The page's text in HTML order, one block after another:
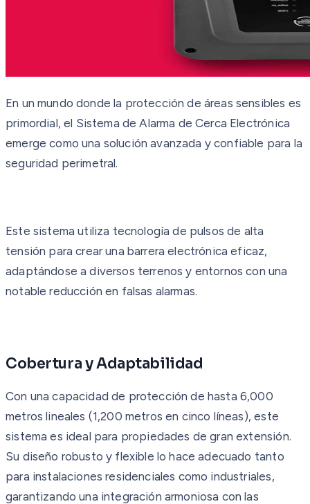
En un mundo donde la protección de áreas sensibles es
primordial, el Sistema de Alarma de Cerca Electrónica
emerge como una solución avanzada y confiable para la
seguridad perimetral.
Este sistema utiliza tecnología de pulsos de alta
tensión para crear una barrera electrónica eficaz,
adaptándose a diversos terrenos y entornos con una
notable reducción en falsas alarmas.
Cobertura y Adaptabilidad
Con una capacidad de protección de hasta 6,000
metros lineales (1,200 metros en cinco líneas), este
sistema es ideal para propiedades de gran extensión.
Su diseño robusto y flexible lo hace adecuado tanto
para instalaciones residenciales como industriales,
garantizando una integración armoniosa con las